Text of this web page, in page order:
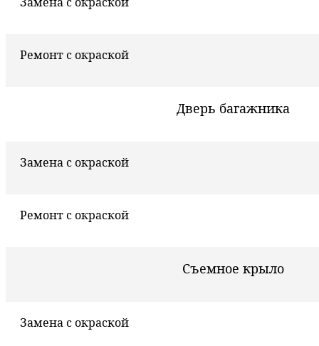
Ремонт с окраской
Дверь багажника
Замена с окраской
Ремонт с окраской
Съемное крыло
Замена с окраской